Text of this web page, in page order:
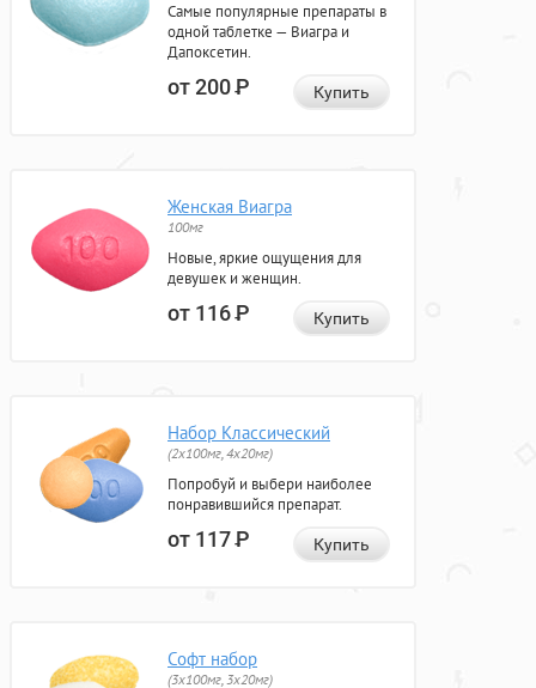
Самые популярные препараты в
одной таблетке — Виагра и
Дапоксетин.
от 200Р Купить
Женская Виагра
100мг
Новые, яркие ощущения для
девушек и женщин.
от 116Р Купить
Набор Классический
(2x100мг, 4x20мг)
Попробуй и выбери наиболее
понравившийся препарат.
от 117Р Купить
Софт набор
(3x100мг, 3x20мг)